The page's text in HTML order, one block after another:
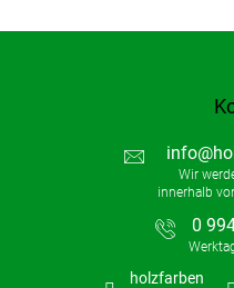
info@
0
holzfarben